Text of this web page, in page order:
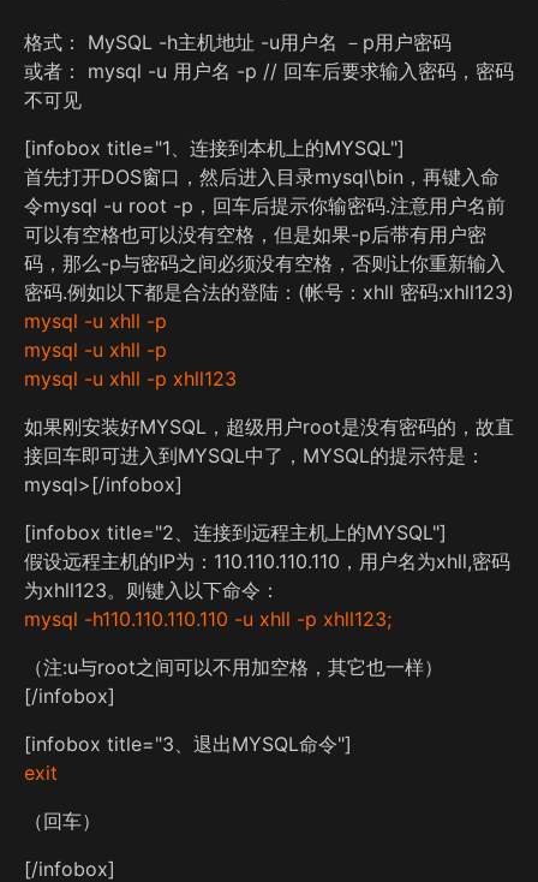
格式： MySQL -h主机地址 -u用户名 －p用户密码
或者： mysql -u 用户名 -p // 回车后要求输入密码，密码
不可见
[infobox title="1、连接到本机上的MYSQL"]
首先打开DOS窗口，然后进入目录mysql\bin，再键入命
令mysql -u root -p，回车后提示你输密码.注意用户名前
可以有空格也可以没有空格，但是如果-p后带有用户密
码，那么-p与密码之间必须没有空格，否则让你重新输入
密码.例如以下都是合法的登陆：(帐号：xhll 密码:xhll123)
mysql -u xhll -p
mysql -u xhll -p
mysql -u xhll -p xhll123
如果刚安装好MYSQL，超级用户root是没有密码的，故直
接回车即可进入到MYSQL中了，MYSQL的提示符是：
mysql>[/infobox]
[infobox title="2、连接到远程主机上的MYSQL"]
假设远程主机的IP为：110.110.110.110，用户名为xhll,密码
为xhll123。则键入以下命令：
mysql -h110.110.110.110 -u xhll -p xhll123;
（注:u与root之间可以不用加空格，其它也一样）
[/infobox]
[infobox title="3、退出MYSQL命令"]
exit
（回车）
[/infobox]